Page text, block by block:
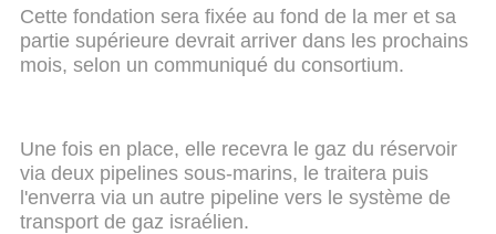
Cette fondation sera fixée au fond de la mer et sa
partie supérieure devrait arriver dans les prochains
mois, selon un communiqué du consortium.
Une fois en place, elle recevra le gaz du réservoir
via deux pipelines sous-marins, le traitera puis
l'enverra via un autre pipeline vers le système de
transport de gaz israélien.